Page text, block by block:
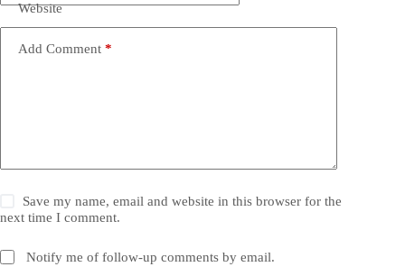
Website
Add Comment *
Save my name, email and website in this browser for the
next time I comment.
Notify me of follow-up comments by email.